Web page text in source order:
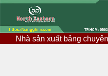
xuất bảng chuyên nghiệp